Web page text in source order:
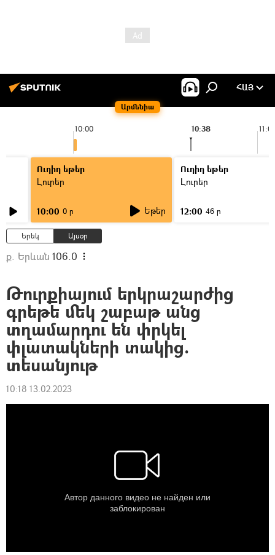
Արմենիա
ՀԱՅ
10:00 10:38
Ուղիղ եթեր
Լուրեր
10:00 0 ր Եթեր
Ուղիղ եթեր
Լուրեր
12:00 46 ր
Երեկ Այսօր
ք. Երևան 106.0
Թուրքիայում երկրաշարժից
գրեթե մեկ շաբաթ անց
տղամարդու են փրկել
փլատակների տակից.
տեսանյութ
10:18 13.02.2023